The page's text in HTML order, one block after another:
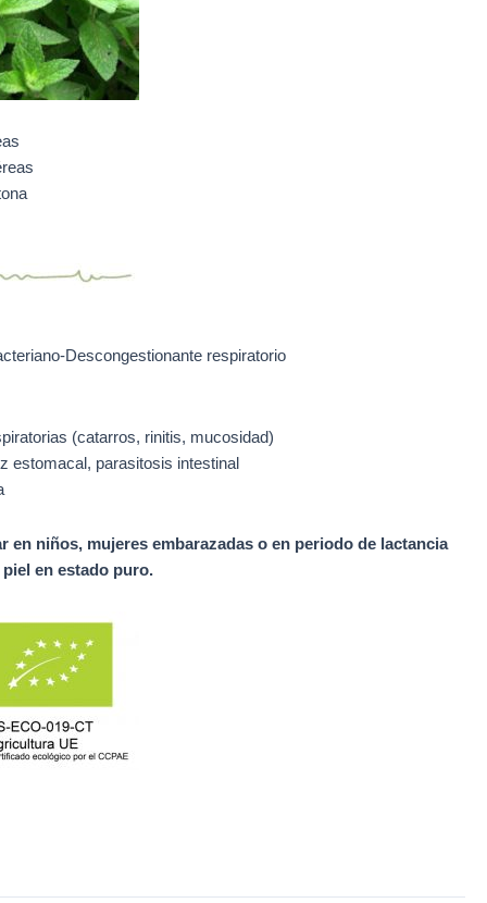
Descongestionante respiratorio
(catarros, rinitis, mucosidad)
estomacal, parasitosis intestinal
en niños, mujeres embarazadas o en periodo de lactancia
en estado puro.